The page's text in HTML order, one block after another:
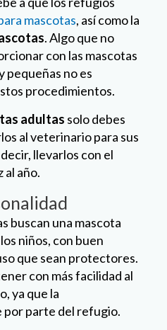
mascotas, así como la
. Algo que no
con las mascotas
pequeñas no es
procedimientos.
adultas solo debes
al veterinario para sus
llevarlos con el
al año.
buscan una mascota
niños, con buen
que sean protectores.
con más facilidad al
ya que la
por parte del refugio.